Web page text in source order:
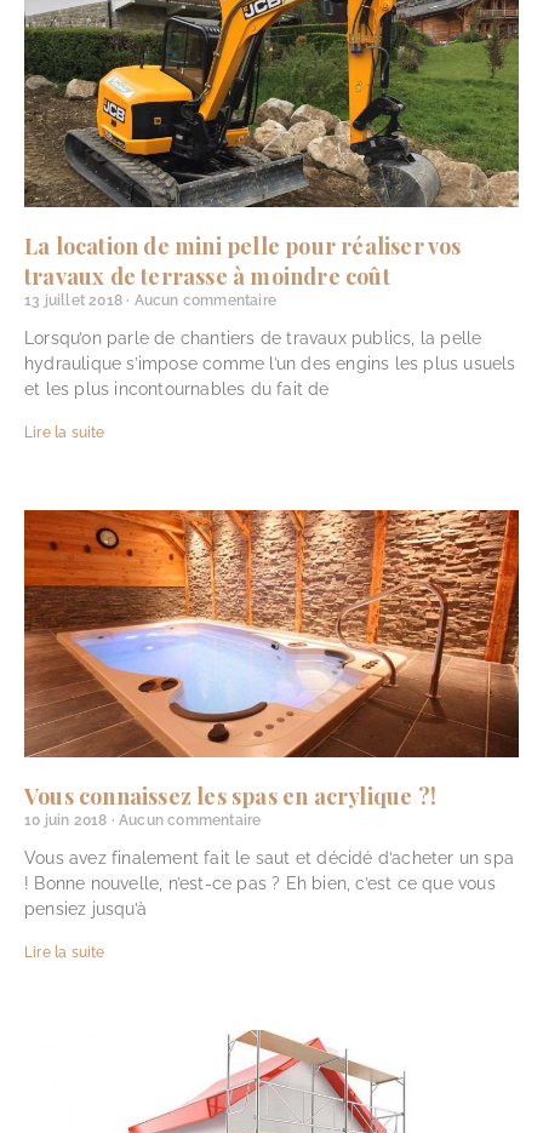
La location de mini pelle pour réaliser vos
travaux de terrasse à moindre coût
13 juillet 2018 Aucun commentaire
Lorsqu’on parle de chantiers de travaux publics, la pelle
hydraulique s’impose comme l’un des engins les plus usuels
et les plus incontournables du fait de
Lire la suite
Vous connaissez les spas en acrylique ?!
10 juin 2018 Aucun commentaire
Vous avez finalement fait le saut et décidé d’acheter un spa
! Bonne nouvelle, n’est-ce pas ? Eh bien, c’est ce que vous
pensiez jusqu’à
Lire la suite